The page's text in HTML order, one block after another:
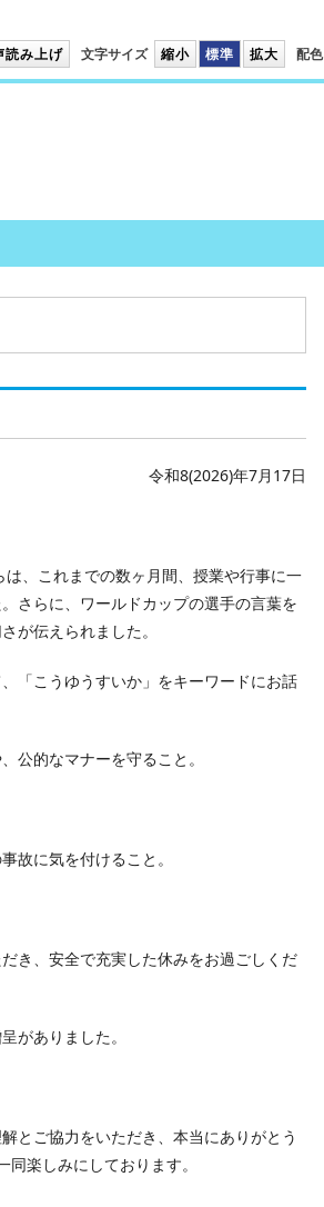
読み上げ 文字サイズ 縮小 標準 拡大 配色
令和8(2026)年7月17日
、これまでの数ヶ月間、授業や行事に一
さらに、ワールドカップの選手の言葉を
が伝えられました。
「こうゆうすいか」をキーワードにお話
公的なマナーを守ること。
故に気を付けること。
き、安全で充実した休みをお過ごしくだ
がありました。
とご協力をいただき、本当にありがとう
楽しみにしております。